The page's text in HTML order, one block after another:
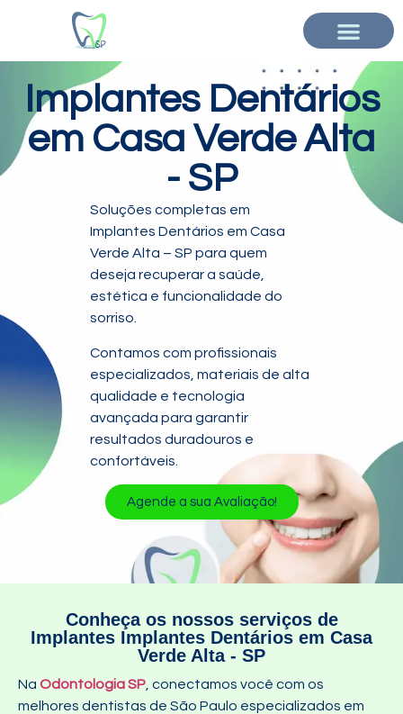
Implantes Dentários
em Casa Verde Alta
- SP
Soluções completas em
Implantes Dentários em Casa
Verde Alta – SP para quem
deseja recuperar a saúde,
estética e funcionalidade do
sorriso.
Contamos com profissionais
especializados, materiais de alta
qualidade e tecnologia
avançada para garantir
resultados duradouros e
confortáveis.
Agende a sua Avaliação!
Conheça os nossos serviços de
Implantes Implantes Dentários em Casa
Verde Alta - SP
Na Odontologia SP , conectamos você com os
melhores dentistas de São Paulo especializados em